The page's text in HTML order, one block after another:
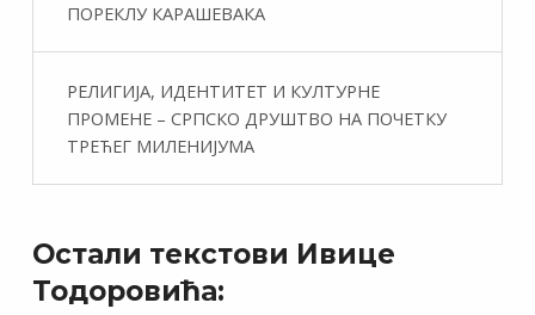
ПОРЕКЛУ КАРАШЕВАКА
РЕЛИГИЈА, ИДЕНТИТЕТ И КУЛТУРНЕ
ПРОМЕНЕ – СРПСКО ДРУШТВО НА ПОЧЕТКУ
ТРЕЋЕГ МИЛЕНИЈУМА
Остали текстови Ивице
Тодоровића: